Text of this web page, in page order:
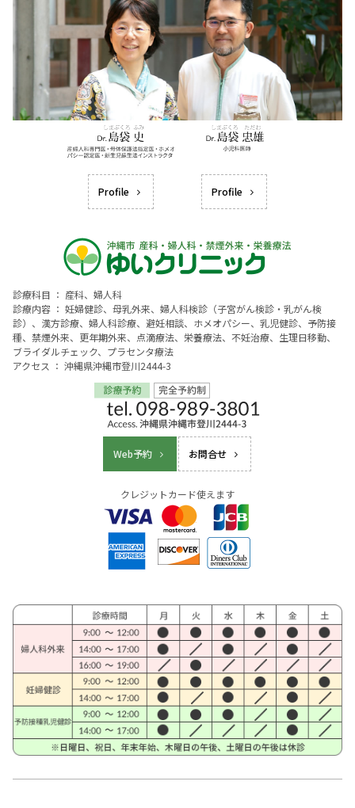
Profile Profile
診療科目 ： 産科、婦人科
診療内容 ： 妊婦健診、母乳外来、婦人科検診（子宮がん検診・乳がん検
診）、漢方診療、婦人科診療、避妊相談、ホメオパシー、乳児健診、予防接
種、禁煙外来、更年期外来、点滴療法、栄養療法、不妊治療、生理日移動、
ブライダルチェック、プラセンタ療法
アクセス ： 沖縄県沖縄市登川2444-3
Web予約 お問合せ
クレジットカード使えます